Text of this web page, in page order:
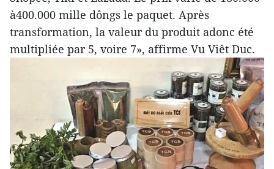
à400.000 mille dôngs le paquet. Après
transformation, la valeur du produit adonc été
multipliée par 5, voire 7», affirme Vu Viêt Duc.